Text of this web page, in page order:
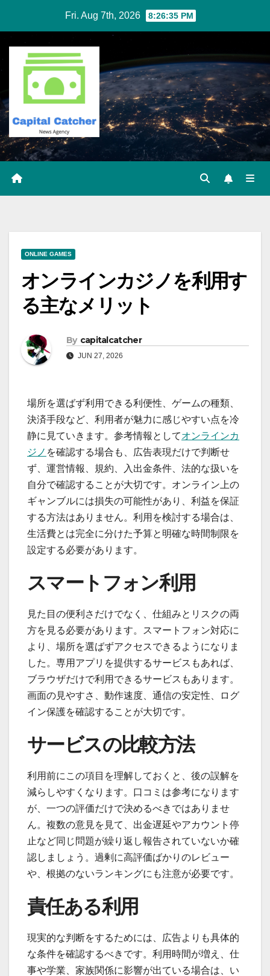
content
Fri. Aug 7th, 2026 8:26:36 PM
ONLINE GAMES
オンラインカジノを利用す
る主なメリット
By capitalcatcher
JUN 27, 2026
場所を選ばず利用できる利便性、ゲームの種類、
決済手段など、利用者が魅力に感じやすい点を冷
静に見ていきます。参考情報としてオンラインカ
ジノ を確認する場合も、広告表現だけで判断せ
ず、運営情報、規約、入出金条件、法的な扱いを
自分で確認することが大切です。オンライン上の
ギャンブルには損失の可能性があり、利益を保証
する方法はありません。利用を検討する場合は、
生活費とは完全に分けた予算と明確な時間制限を
設定する必要があります。
スマートフォン利用
見た目の便利さだけでなく、仕組みとリスクの両
方を見る必要があります。スマートフォン対応に
より、場所を選ばずアクセスできるようになりま
した。専用アプリを提供するサービスもあれば、
ブラウザだけで利用できるサービスもあります。
画面の見やすさ、動作速度、通信の安定性、ログ
イン保護を確認することが大切です。
サービスの比較方法
利用前にこの項目を理解しておくと、後の誤解を
減らしやすくなります。口コミは参考になります
が、一つの評価だけで決めるべきではありませ
ん。複数の意見を見て、出金遅延やアカウント停
止など同じ問題が繰り返し報告されていないか確
認しましょう。過剰に高評価ばかりのレビュー
や、根拠のないランキングにも注意が必要です。
責任ある利用
現実的な判断をするためには、広告よりも具体的
な条件を確認するべきです。利用時間が増え、仕
事や学業、家族関係に影響が出ている場合は、い